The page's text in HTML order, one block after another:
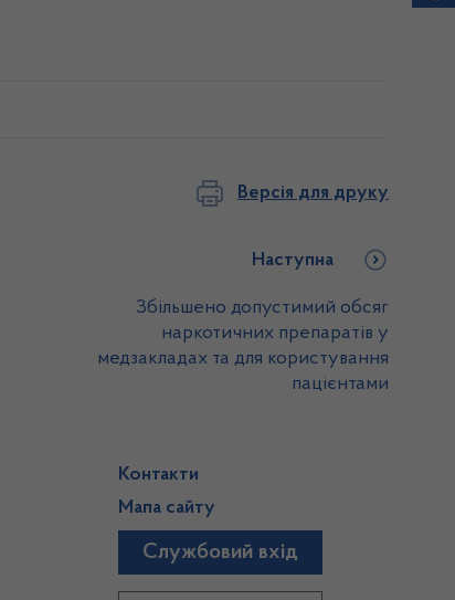
Версія для друку
Наступна
Збільшено допустимий обсяг
наркотичних препаратів у
медзакладах та для користування
пацієнтами
Контакти
Мапа сайту
Службовий вхід